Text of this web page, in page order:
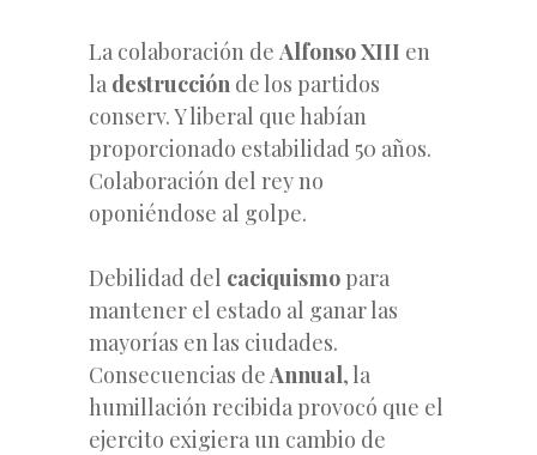
La colaboración de AlfonsoXIII en
la destrucción de los partidos
conserv. Y liberal que habían
proporcionado estabilidad 50 años.
Colaboración del rey no
oponiéndose al golpe.
Debilidad del caciquismo para
mantener el estado al ganar las
mayorías en las ciudades.
Consecuencias deAnnual, la
humillación recibida provocó que el
ejercito exigiera un cambio de